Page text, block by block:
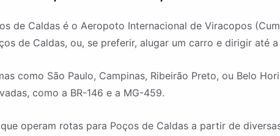
de Caldas é o Aeropoto Internacional de Viracopos
de Caldas, ou, se preferir, alugar um carro e dirigir até
como São Paulo, Campinas, Ribeirão Preto, ou Belo
como a BR-146 e a MG-459.
operam rotas para Poços de Caldas a partir de